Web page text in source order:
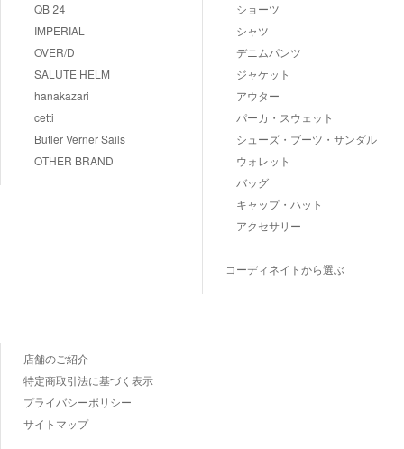
QB 24
IMPERIAL
OVER/D
SALUTE HELM
hanakazari
cetti
Butler Verner Sails
OTHER BRAND
ショーツ
シャツ
デニムパンツ
ジャケット
アウター
パーカ・スウェット
シューズ・ブーツ・サンダル
ウォレット
バッグ
キャップ・ハット
アクセサリー
コーディネイトから選ぶ
店舗のご紹介
特定商取引法に基づく表示
プライバシーポリシー
サイトマップ